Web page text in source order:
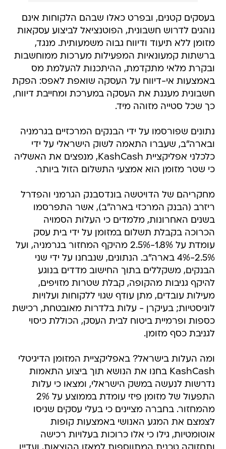
בעסקים קטנים, ובפרט כאלו שבהם הלקוחות אינם
נוהגים לדרוש חשבונית, הפוטנציאל לביצוע עסקאות
מזומן ללא תיעוד ודיווח גבוה משמעותית. מנגד,
ברשתות קמעונאיות המפעילות מערכות ממוחשבות
ובקרת מלאי מתקדמת, ההיתכנות להעלמת מס
באמצעות אי-דיווח על העסקה שואפת לאפס: הפקת
חשבונית מעגנת את העסקה במערכת ומחייבת דיווח,
כך שכל סטייה מזוהה מיד.
נתונים שפורסמו על ידי הבנקים המרכזיים בגרמניה
ובארה"ב, שעברו התאמה לשוק הישראלי על ידי
כלכלני אפליקציית KashCash, מנפצים את האשליה
כי שטר מזומן הוא אמצעי התשלום הזול ביותר.
מחקריהם של הדויטשה בונדסבנק הגרמני והפדרל
ריזרב (הבנק המרכזי בארה"ב), אשר התפרסמו
בשנים האחרונות, מלמדים כי העלות הסמויה
הכרוכה בקבלת תשלום במזומן על ידי בית עסק
עומדת על 1.8%-2.5% מהיקף המחזור בגרמניה, ועל
2.5%-4% בארה"ב. הנתונים, שנבחנו על ידי שני
הבנקים, משקללים בתוך החישוב מדדים בנוגע
להיקף גניבות מהקופה, קבלת שטרות מזויפים,
מעילות עובדים, מתן עודף שגוי ללקוחות ועלויות
לוגיסטיות; בעיקרן - עלות בלדרות מאובטחת, רכישת
כספות ופרמיית ביטוח לבית העסק, הכוללת כיסוי
לגניבת כסף מזומן.
ומה העלות בישראל? באפליקציית המזומן הדיגיטלי
KashCash בחנו את הנושא תוך ביצוע התאמות
נדרשות לנעשה במשק הישראלי, ומצאו כי עלות
התפעול של מזומן פיזי עומדת בממוצע על 2%
מהמחזור. בחברה מציינים כי בעלי עסקים שניסו
לצמצם את המגע האנושי באמצעות קופות
אוטומטיות, גילו כי אלו כרוכות בעלויות רכישה